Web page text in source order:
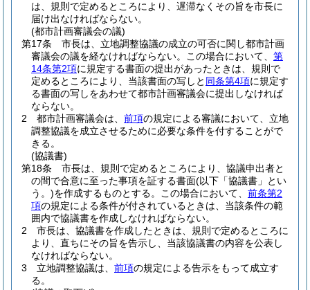
は、規則で定めるところにより、遅滞なくその旨を市長に
届け出なければならない。
(都市計画審議会の議)
第17条
市長は、立地調整協議の成立の可否に関し都市計画
審議会の議を経なければならない。
この場合において、 第
14条第2項に規定する書面の提出があったときは、規則で
定めるところにより、当該書面の写しと 同条第4項に規定す
る書面の写しをあわせて都市計画審議会に提出しなければ
ならない。
2
都市計画審議会は、 前項の規定による審議において、立地
調整協議を成立させるために必要な条件を付することがで
きる。
(協議書)
第18条
市長は、規則で定めるところにより、協議申出者と
の間で合意に至った事項を証する書面(以下「協議書」とい
う。)を作成するものとする。 この場合において、 前条第2
項の規定による条件が付されているときは、当該条件の範
囲内で協議書を作成しなければならない。
2
市長は、協議書を作成したときは、規則で定めるところに
より、直ちにその旨を告示し、当該協議書の内容を公表し
なければならない。
3
立地調整協議は、 前項の規定による告示をもって成立す
る。